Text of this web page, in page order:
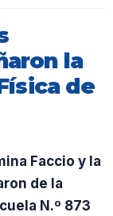
la
de
Faccio y la
de la
N.º 873